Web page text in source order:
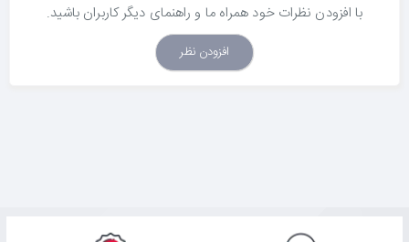
با افزودن نظرات خود همراه ما و راهنمای دیگر کاربران باشید.
افزودن نظر